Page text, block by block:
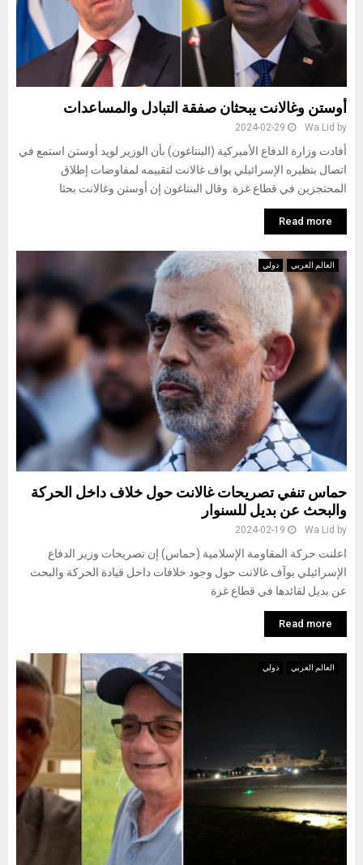
أوستن وغالانت يبحثان صفقة التبادل والمساعدات
by
Wa Lid
2024-02-29
أفادت وزارة الدفاع الأميركية (البنتاغون) بأن الوزير لويد أوستن استمع في
اتصال بنظيره الإسرائيلي يواف غالانت لتقييمه لمفاوضات إطلاق
المحتجزين في قطاع غزة. وقال البنتاغون إن أوستن وغالانت بحثا
Read more
العالم العربي دولي
حماس تنفي تصريحات غالانت حول خلاف داخل الحركة
والبحث عن بديل للسنوار
by
Wa Lid
2024-02-19
اعلنت حركة المقاومة الإسلامية (حماس) إن تصريحات وزير الدفاع
الإسرائيلي يوآف غالانت حول وجود خلافات داخل قيادة الحركة والبحث
عن بديل لقائدها في قطاع غزة
Read more
العالم العربي دولي